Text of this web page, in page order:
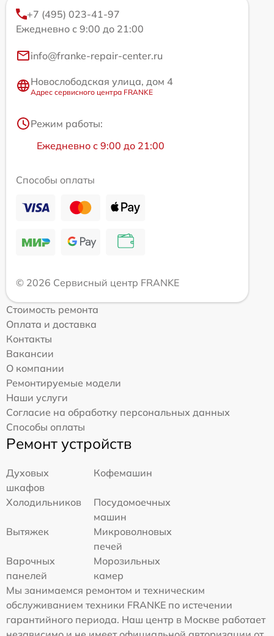
+7 (495) 023-41-97
Ежедневно с 9:00 до 21:00
info@franke-repair-center.ru
Новослободская улица, дом 4
Адрес сервисного центра FRANKE
Режим работы:
Ежедневно с 9:00 до 21:00
Способы оплаты
© 2026 Сервисный центр FRANKE
Стоимость ремонта
Оплата и доставка
Контакты
Вакансии
О компании
Ремонтируемые модели
Наши услуги
Согласие на обработку персональных данных
Способы оплаты
Ремонт устройств
Духовых
шкафов
Кофемашин
Холодильников
Посудомоечных
машин
Вытяжек
Микроволновых
печей
Варочных
панелей
Морозильных
камер
Мы занимаемся ремонтом и техническим
обслуживанием техники FRANKE по истечении
гарантийного периода. Наш центр в Москве работает